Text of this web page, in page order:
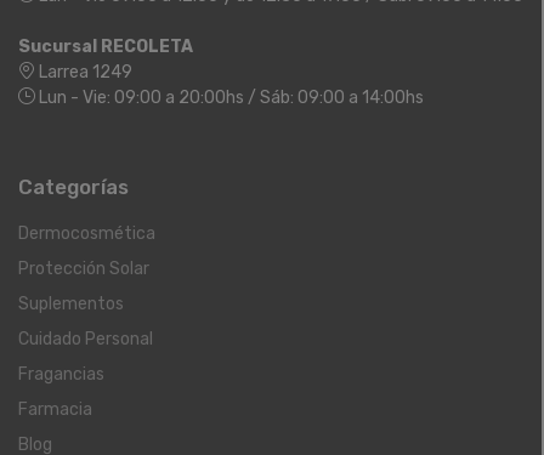
Sucursal RECOLETA
Larrea 1249
Lun - Vie: 09:00 a 20:00hs / Sáb: 09:00 a 14:00hs
Categorías
Dermocosmética
Protección Solar
Suplementos
Cuidado Personal
Fragancias
Farmacia
Blog